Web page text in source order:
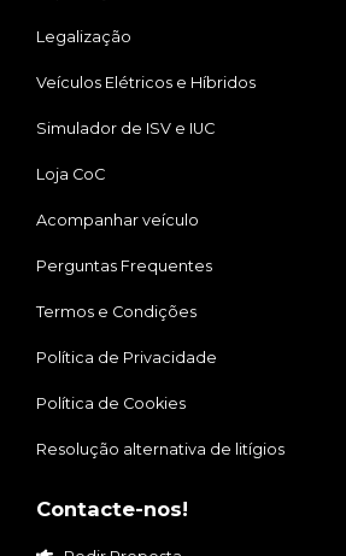
Legalização
Veículos Elétricos e Híbridos
Simulador de ISV e IUC
Loja CoC
Acompanhar veículo
Perguntas Frequentes
Termos e Condições
Política de Privacidade
Política de Cookies
Resolução alternativa de litígios
Contacte-nos!